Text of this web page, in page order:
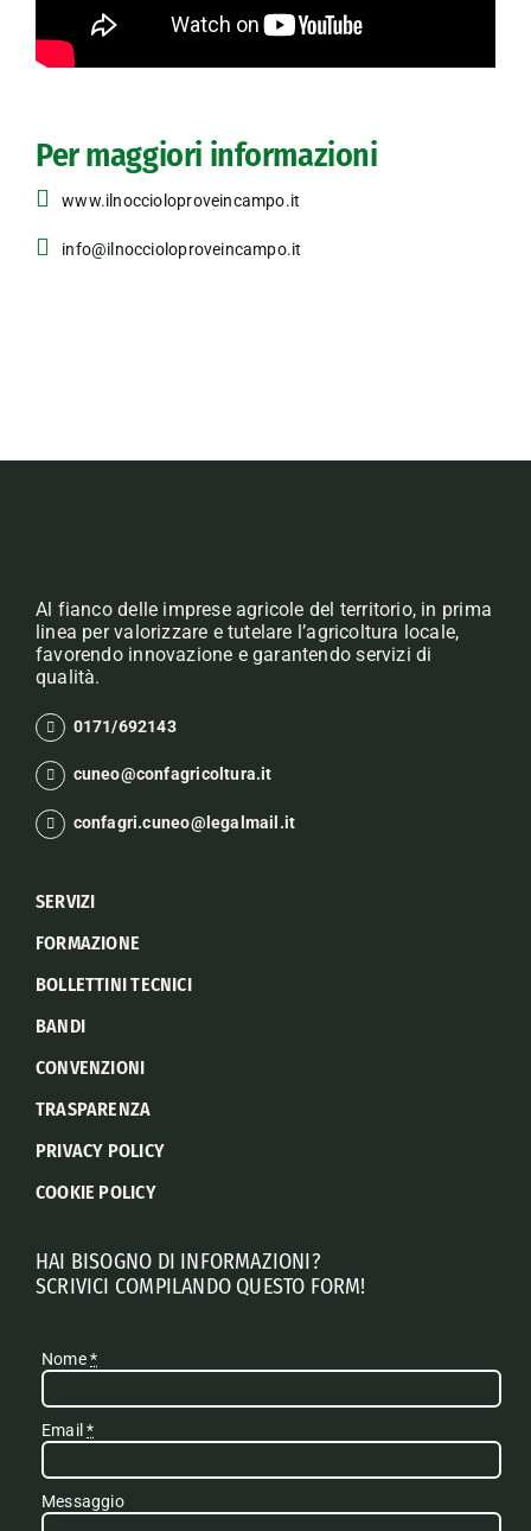
Per maggiori informazioni
www.ilnoccioloproveincampo.it
info@ilnoccioloproveincampo.it
Al fianco delle imprese agricole del territorio, in prima
linea per valorizzare e tutelare l’agricoltura locale,
favorendo innovazione e garantendo servizi di
qualità.
0171/692143
cuneo@confagricoltura.it
confagri.cuneo@legalmail.it
SERVIZI
FORMAZIONE
BOLLETTINI TECNICI
BANDI
CONVENZIONI
TRASPARENZA
PRIVACY POLICY
COOKIE POLICY
HAI BISOGNO DI INFORMAZIONI?
SCRIVICI COMPILANDO QUESTO FORM!
Nome*
Email*
Messaggio